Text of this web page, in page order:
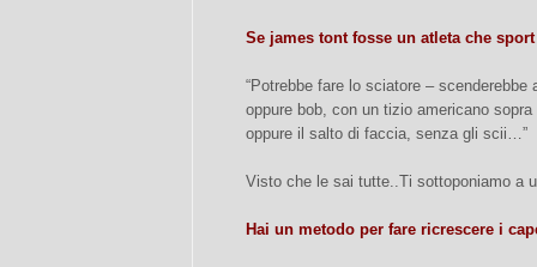
Se james tont fosse un atleta che
“Potrebbe fare lo sciatore –
oppure bob, con un tizio americano
oppure il salto di faccia, senza gli scii…”
Visto che le sai tutte..Ti sottoponiamo a
Hai un metodo per fare ricrescere i